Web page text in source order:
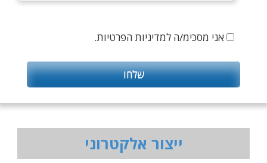
אני מסכימ/ה למדיניות הפרטיות.
ייצור אלקטרוני